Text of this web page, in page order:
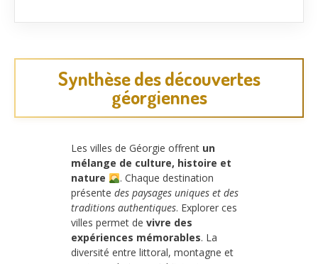
Synthèse des découvertes
géorgiennes
Les villes de Géorgie offrent un
mélange de culture, histoire et
nature
. Chaque destination
présente des paysages uniques et des
traditions authentiques. Explorer ces
villes permet de vivre des
expériences mémorables. La
diversité entre littoral, montagne et